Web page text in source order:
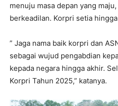
menuju masa depan yang
berkeadilan. Korpri setia
” Jaga nama baik korpri dan
sebagai wujud pengabdian
kepada negara hingga akhir.
Korpri Tahun 2025,” katanya.